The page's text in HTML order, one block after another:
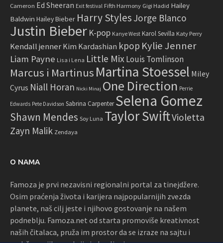
Cameron Ed Sheeran Exit festival Fifth Harmony Gigi Hadid Hailey
Baldwin Hailey Bieber Harry Styles Jorge Blanco
Justin Bieber K-pop Kanye West Karol Sevilla Katy Perry
Kendall jenner Kim Kardashian kpop Kylie Jenner
Liam Payne Lisa i Lena Little MixLouis Tomlinson
Marcus i Martinus Martina Stoessel Miley
Cyrus Niall Horan Nicki Minaj One Direction Perrie
Edwards Pete Davidson Sabrina Carpenter Selena Gomez
Shawn Mendes Soy Luna Taylor SwiftVioletta
Zayn Malik Zendaya
O NAMA
Famoza je prvi nezavisni regionalni portal za tinejdžere.
Osim praćenja života i karijera najpopularnijih zvezda
planete, naš cilj jeste i njihovo gostovanje na našem
podneblju. Famoza.net od starta promoviše kreativnost
naših čitalaca, pruža im prostor da se izraze na sajtu i